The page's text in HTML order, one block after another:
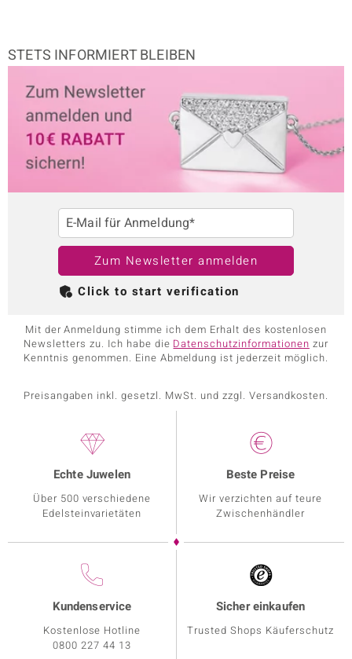
STETS INFORMIERT BLEIBEN
E-Mail für Anmeldung*
Zum Newsletter anmelden
Click to start verification
Mit der Anmeldung stimme ich dem Erhalt des kostenlosen
Newsletters zu. Ich habe die Datenschutzinformationen zur
Kenntnis genommen. Eine Abmeldung ist jederzeit möglich.
Preisangaben inkl. gesetzl. MwSt. und zzgl. Versandkosten.
Echte Juwelen
Über 500 verschiedene
Edelsteinvarietäten
Beste Preise
Wir verzichten auf teure
Zwischenhändler
Kundenservice
Kostenlose Hotline
0800 227 44 13
Sicher einkaufen
Trusted Shops Käuferschutz